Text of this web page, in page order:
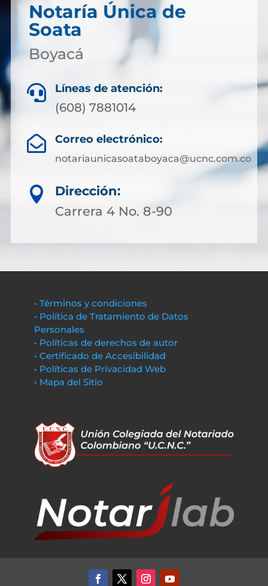
Notaría Única de
Soata
Boyacá
 Líneas de atención:
(608) 7881014
 Correo electrónico:
notariaunicasoataboyaca@ucnc.com.co

Dirección:
Carrera 4 No. 8-90
• Términos y condiciones
• Política de Tratamiento de Datos
Personales
• Políticas de derechos de autor
• Certificado de Accesibilidad
• Políticas de Privacidad Web
• Mapa del Sitio